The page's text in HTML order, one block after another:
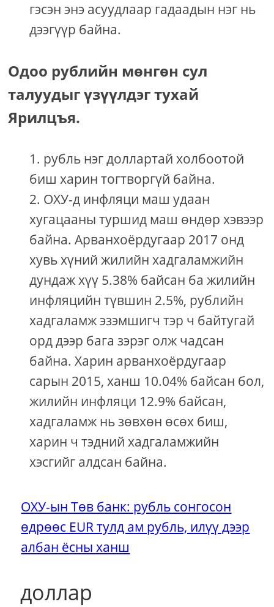
гэсэн энэ асуудлаар гадаадын нэг нь
дээгүүр байна.
Одоо рублийн мөнгөн сул
талуудыг үзүүлдэг тухай
Ярилцъя.
рубль нэг доллартай холбоотой
биш харин тогтворгүй байна.
ОХУ-д инфляци маш удаан
хугацааны туршид маш өндөр хэвээр
байна. Арванхоёрдугаар 2017 онд
хувь хүний ​​жилийн хадгаламжийн
дундаж хүү 5.38% байсан ба жилийн
инфляцийн түвшин 2.5%, рублийн
хадгаламж эзэмшигч тэр ч байтугай
орд дээр бага зэрэг олж чадсан
байна. Харин арванхоёрдугаар
сарын 2015, ханш 10.04% байсан бол,
жилийн инфляци 12.9% байсан,
хадгаламж нь зөвхөн өсөх биш,
харин ч тэдний хадгаламжийн
хэсгийг алдсан байна.
ОХУ-ын Төв банк: рубль сонгосон
өдрөөс EUR тулд ам рубль, илүү дээр
албан ёсны ханш
доллар